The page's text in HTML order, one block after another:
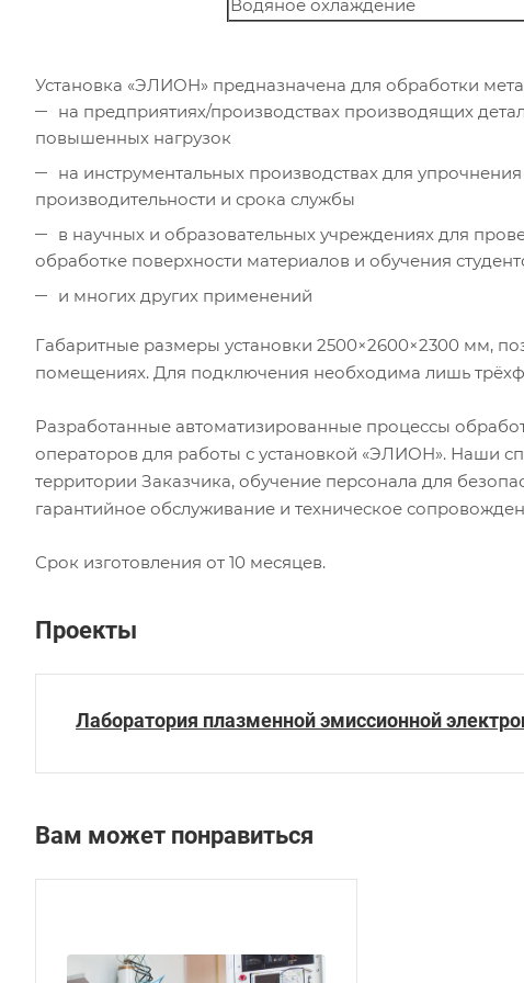
Водяное охлаждение
Установка «ЭЛИОН» предназначена для обработки
на предприятиях/производствах производящих
повышенных нагрузок
на инструментальных производствах для
производительности и срока службы
в научных и образовательных учреждениях для
обработке поверхности материалов и обучения
и многих других применений
Габаритные размеры установки 2500×2600×2300 мм,
помещениях. Для подключения необходима лишь
Разработанные автоматизированные процессы
операторов для работы с установкой «ЭЛИОН». Наши
территории Заказчика, обучение персонала для
гарантийное обслуживание и техническое
Срок изготовления от 10 месяцев.
Проекты
Лаборатория плазменной эмиссионной
Вам может понравиться